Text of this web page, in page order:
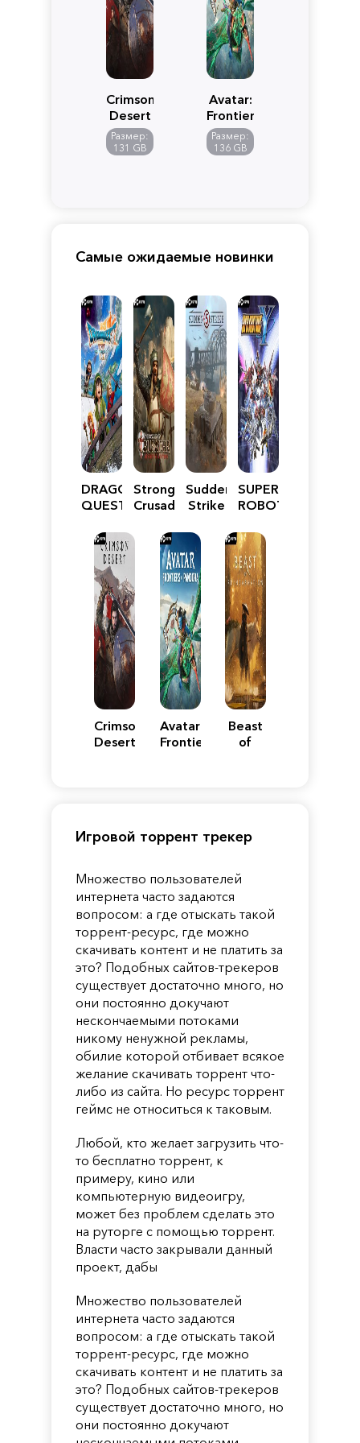
Crimson
Desert
Размер:
131 GB
Avatar:
Frontiers
of
Pandora
Размер:
136 GB
Самые ожидаемые новинки
DRAGON
QUEST
Reimagined
Stronghold
Crusader:
Edition
Sudden
Strike
SUPER
ROBOT
Y
Crimson
Desert
Avatar:
Frontiers
Beast
of
Игровой торрент трекер
Множество пользователей
интернета часто задаются
вопросом: а где отыскать такой
торрент-ресурс, где можно
скачивать контент и не платить за
это? Подобных сайтов-трекеров
существует достаточно много, но
они постоянно докучают
нескончаемыми потоками
никому ненужной рекламы,
обилие которой отбивает всякое
желание скачивать торрент что-
либо из сайта. Но ресурс торрент
геймс не относиться к таковым.
Любой, кто желает загрузить что-
то бесплатно торрент, к
примеру, кино или
компьютерную видеоигру,
может без проблем сделать это
на руторге с помощью торрент.
Власти часто закрывали данный
проект, дабы
Множество пользователей
интернета часто задаются
вопросом: а где отыскать такой
торрент-ресурс, где можно
скачивать контент и не платить за
это? Подобных сайтов-трекеров
существует достаточно много, но
они постоянно докучают